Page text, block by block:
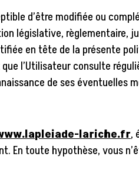
d’être modifiée ou
législative, règlementaire,
en tête de la présente
l’Utilisateur consulte
de ses éventuelles
lariche.fr,
En toute hypothèse, vous